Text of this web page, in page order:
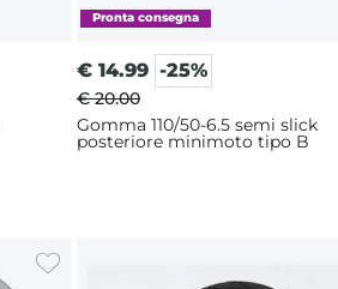
€ 14.99 -25%
€ 20.00
Gomma 110/50-6.5 semi slick
posteriore minimoto tipo B